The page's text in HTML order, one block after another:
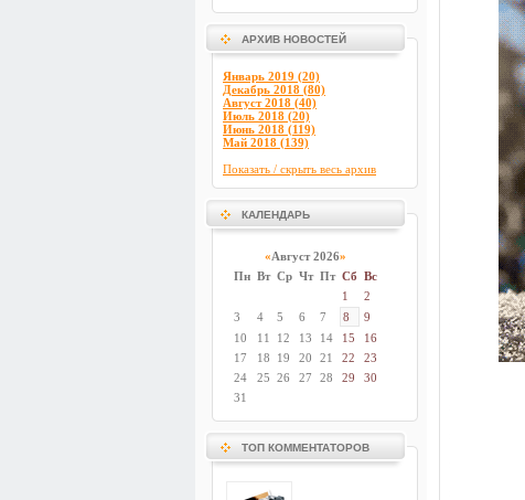
АРХИВ НОВОСТЕЙ
Январь 2019 (20)
Декабрь 2018 (80)
Август 2018 (40)
Июль 2018 (20)
Июнь 2018 (119)
Май 2018 (139)
Показать / скрыть весь архив
КАЛЕНДАРЬ
«Август 2026»
Пн Вт Ср Чт Пт Сб Вс
1
2
3
4 5 6 7 8
9
10
11 12 13 14 15
16
17
18 19 20 21 22
23
24
25 26 27 28 29
30
31
ТОП КОММЕНТАТОРОВ